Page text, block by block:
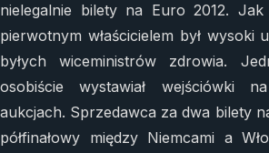
nielegalnie bilety na Euro 2012. Jak
pierwotnym właścicielem był wysoki
byłych wiceministrów zdrowia.
osobiście wystawiał wejściówki
aukcjach. Sprzedawca za dwa bilety
półfinałowy między Niemcami a